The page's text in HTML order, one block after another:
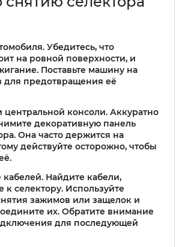
Убедитесь, что
на ровной поверхности, и
Поставьте машину на
для предотвращения её
центральной консоли. Аккуратно
декоративную панель
Она часто держится на
действуйте осторожно, чтобы
Найдите кабели,
селектору. Используйте
зажимов или защелок и
их. Обратите внимание
для последующей